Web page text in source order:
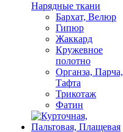
Нарядные ткани
Бархат, Велюр
Гипюр
Жаккард
Кружевное
полотно
Органза, Парча,
Тафта
Трикотаж
Фатин